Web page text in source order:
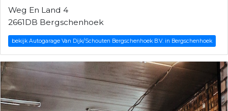
Weg En Land 4
2661DB Bergschenhoek
bekijk Autogarage Van Dijk/Schouten Bergschenhoek B.V. in Bergschenhoek